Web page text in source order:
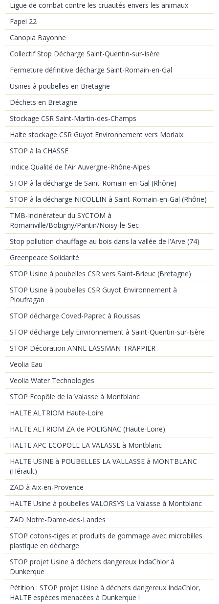
Ligue de combat contre les cruautés envers les animaux
Fapel 22
Canopia Bayonne
Collectif Stop Décharge Saint-Quentin-sur-Isère
Fermeture définitive décharge Saint-Romain-en-Gal
Usines à poubelles en Bretagne
Déchets en Bretagne
Stockage CSR Saint-Martin-des-Champs
Halte stockage CSR Guyot Environnement vers Morlaix
STOP à la CHASSE
Indice Qualité de l'Air Auvergne-Rhône-Alpes
STOP à la décharge de Saint-Romain-en-Gal (Rhône)
STOP à la décharge NICOLLIN à Saint-Romain-en-Gal (Rhône)
TMB-Incinérateur du SYCTOM à
Romainville/Bobigny/Pantin/Noisy-le-Sec
Stop pollution chauffage au bois dans la vallée de l'Arve (74)
Greenpeace Solidarité
STOP Usine à poubelles CSR vers Saint-Brieuc (Bretagne)
STOP Usine à poubelles CSR Guyot Environnement à
Ploufragan
STOP décharge Coved-Paprec à Roussas
STOP décharge Lely Environnement à Saint-Quentin-sur-Isère
STOP Décoration ANNE LASSMAN-TRAPPIER
Veolia Eau
Veolia Water Technologies
STOP Ecopôle de la Valasse à Montblanc
HALTE ALTRIOM Haute-Loire
HALTE ALTRIOM ZA de POLIGNAC (Haute-Loire)
HALTE APC ECOPOLE LA VALASSE à Montblanc
HALTE USINE à POUBELLES LA VALLASSE à MONTBLANC
(Hérault)
ZAD à Aix-en-Provence
HALTE Usine à poubelles VALORSYS La Valasse à Montblanc
ZAD Notre-Dame-des-Landes
STOP cotons-tiges et produits de gommage avec microbilles
plastique en décharge
STOP projet Usine à déchets dangereux IndaChlor à
Dunkerque
Pétition : STOP projet Usine à déchets dangereux IndaChlor,
HALTE espèces menacées à Dunkerque !